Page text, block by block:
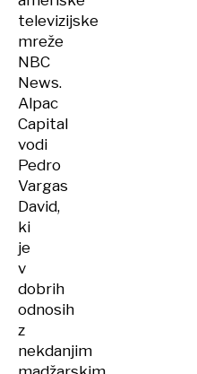
televizijske
mreže
NBC
News.
Alpac
Capital
vodi
Pedro
Vargas
David,
ki
je
v
dobrih
odnosih
z
nekdanjim